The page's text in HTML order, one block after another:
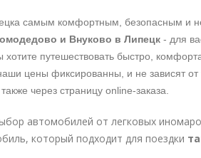
самым комфортным, безопасным и
и Внуково в Липецк - для
хотите путешествовать быстро,
цены фиксированны, и не зависят от
также через страницу online-заказа.
автомобилей от легковых
который подходит для поездки